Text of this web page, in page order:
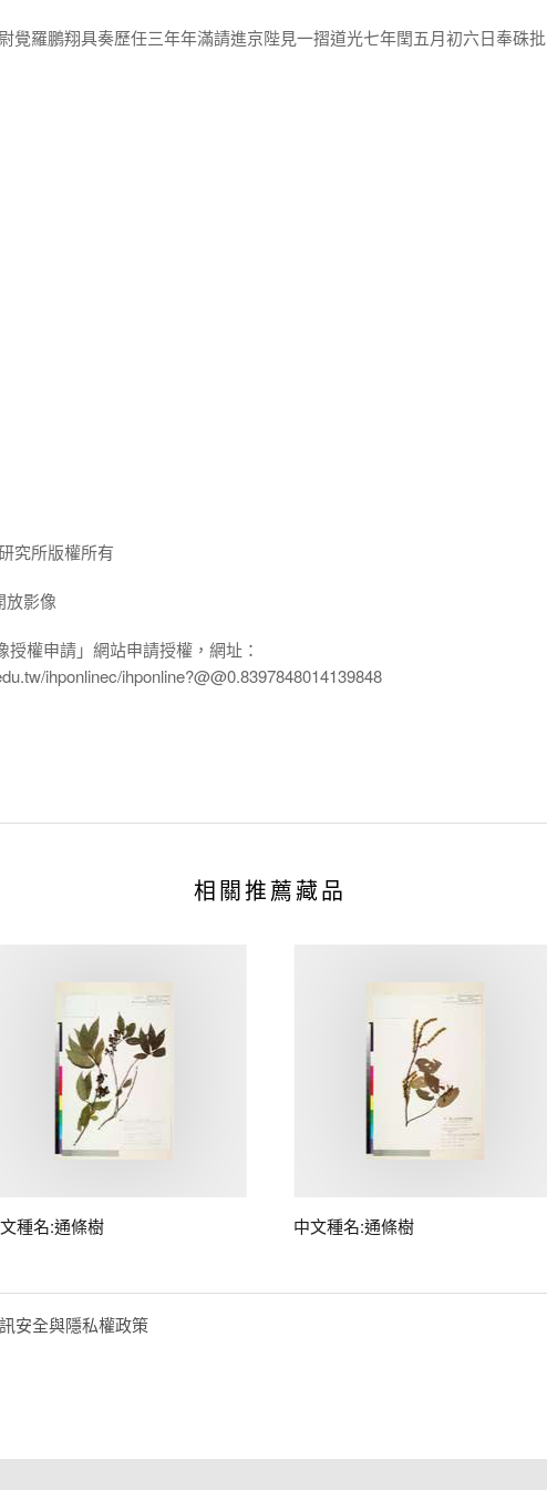
覺羅鵬翔具奏歷任三年年滿請進京陛見一摺道光七年閏五月初六日奉硃批
究所版權所有
放影像
權申請」網站申請授權，網址：
ihponlinec/ihponline?@@0.8397848014139848
相關推薦藏品
種名:通條樹 中文種名:通條樹
安全與隱私權政策